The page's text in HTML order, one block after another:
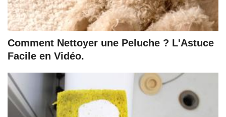
Comment Nettoyer une Peluche ? L'Astuce
Facile en Vidéo.